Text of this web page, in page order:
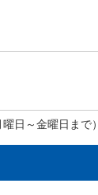
日～金曜日まで）